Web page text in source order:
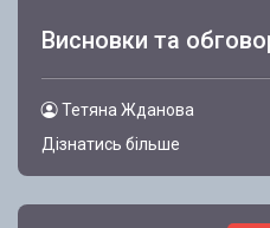
Висновки та
Тетяна Жданова
Дізнатись більше